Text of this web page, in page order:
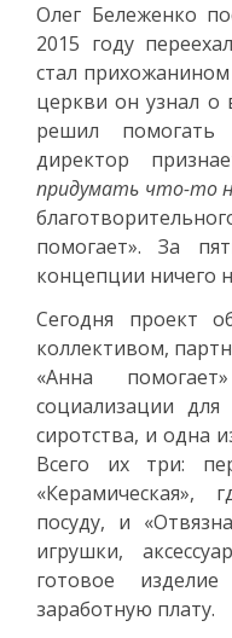
Олег Бележенко
2015 году
стал
церкви он узнал о
решил помогать
директор
придумать что-то
помогает». За
концепции ничего
Сегодня проект
коллективом,
«Анна
социализации
сиротства, и одна
Всего их три:
«Керамическая»,
посуду, и
игрушки,
готовое
заработную плату.